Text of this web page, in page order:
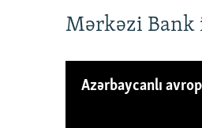
Mərkəzi Bank